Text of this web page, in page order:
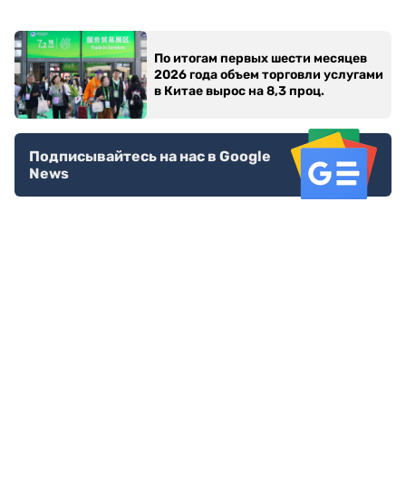
По итогам первых шести месяцев
2026 года объем торговли услугами
в Китае вырос на 8,3 проц.
Подписывайтесь на нас в Google
News